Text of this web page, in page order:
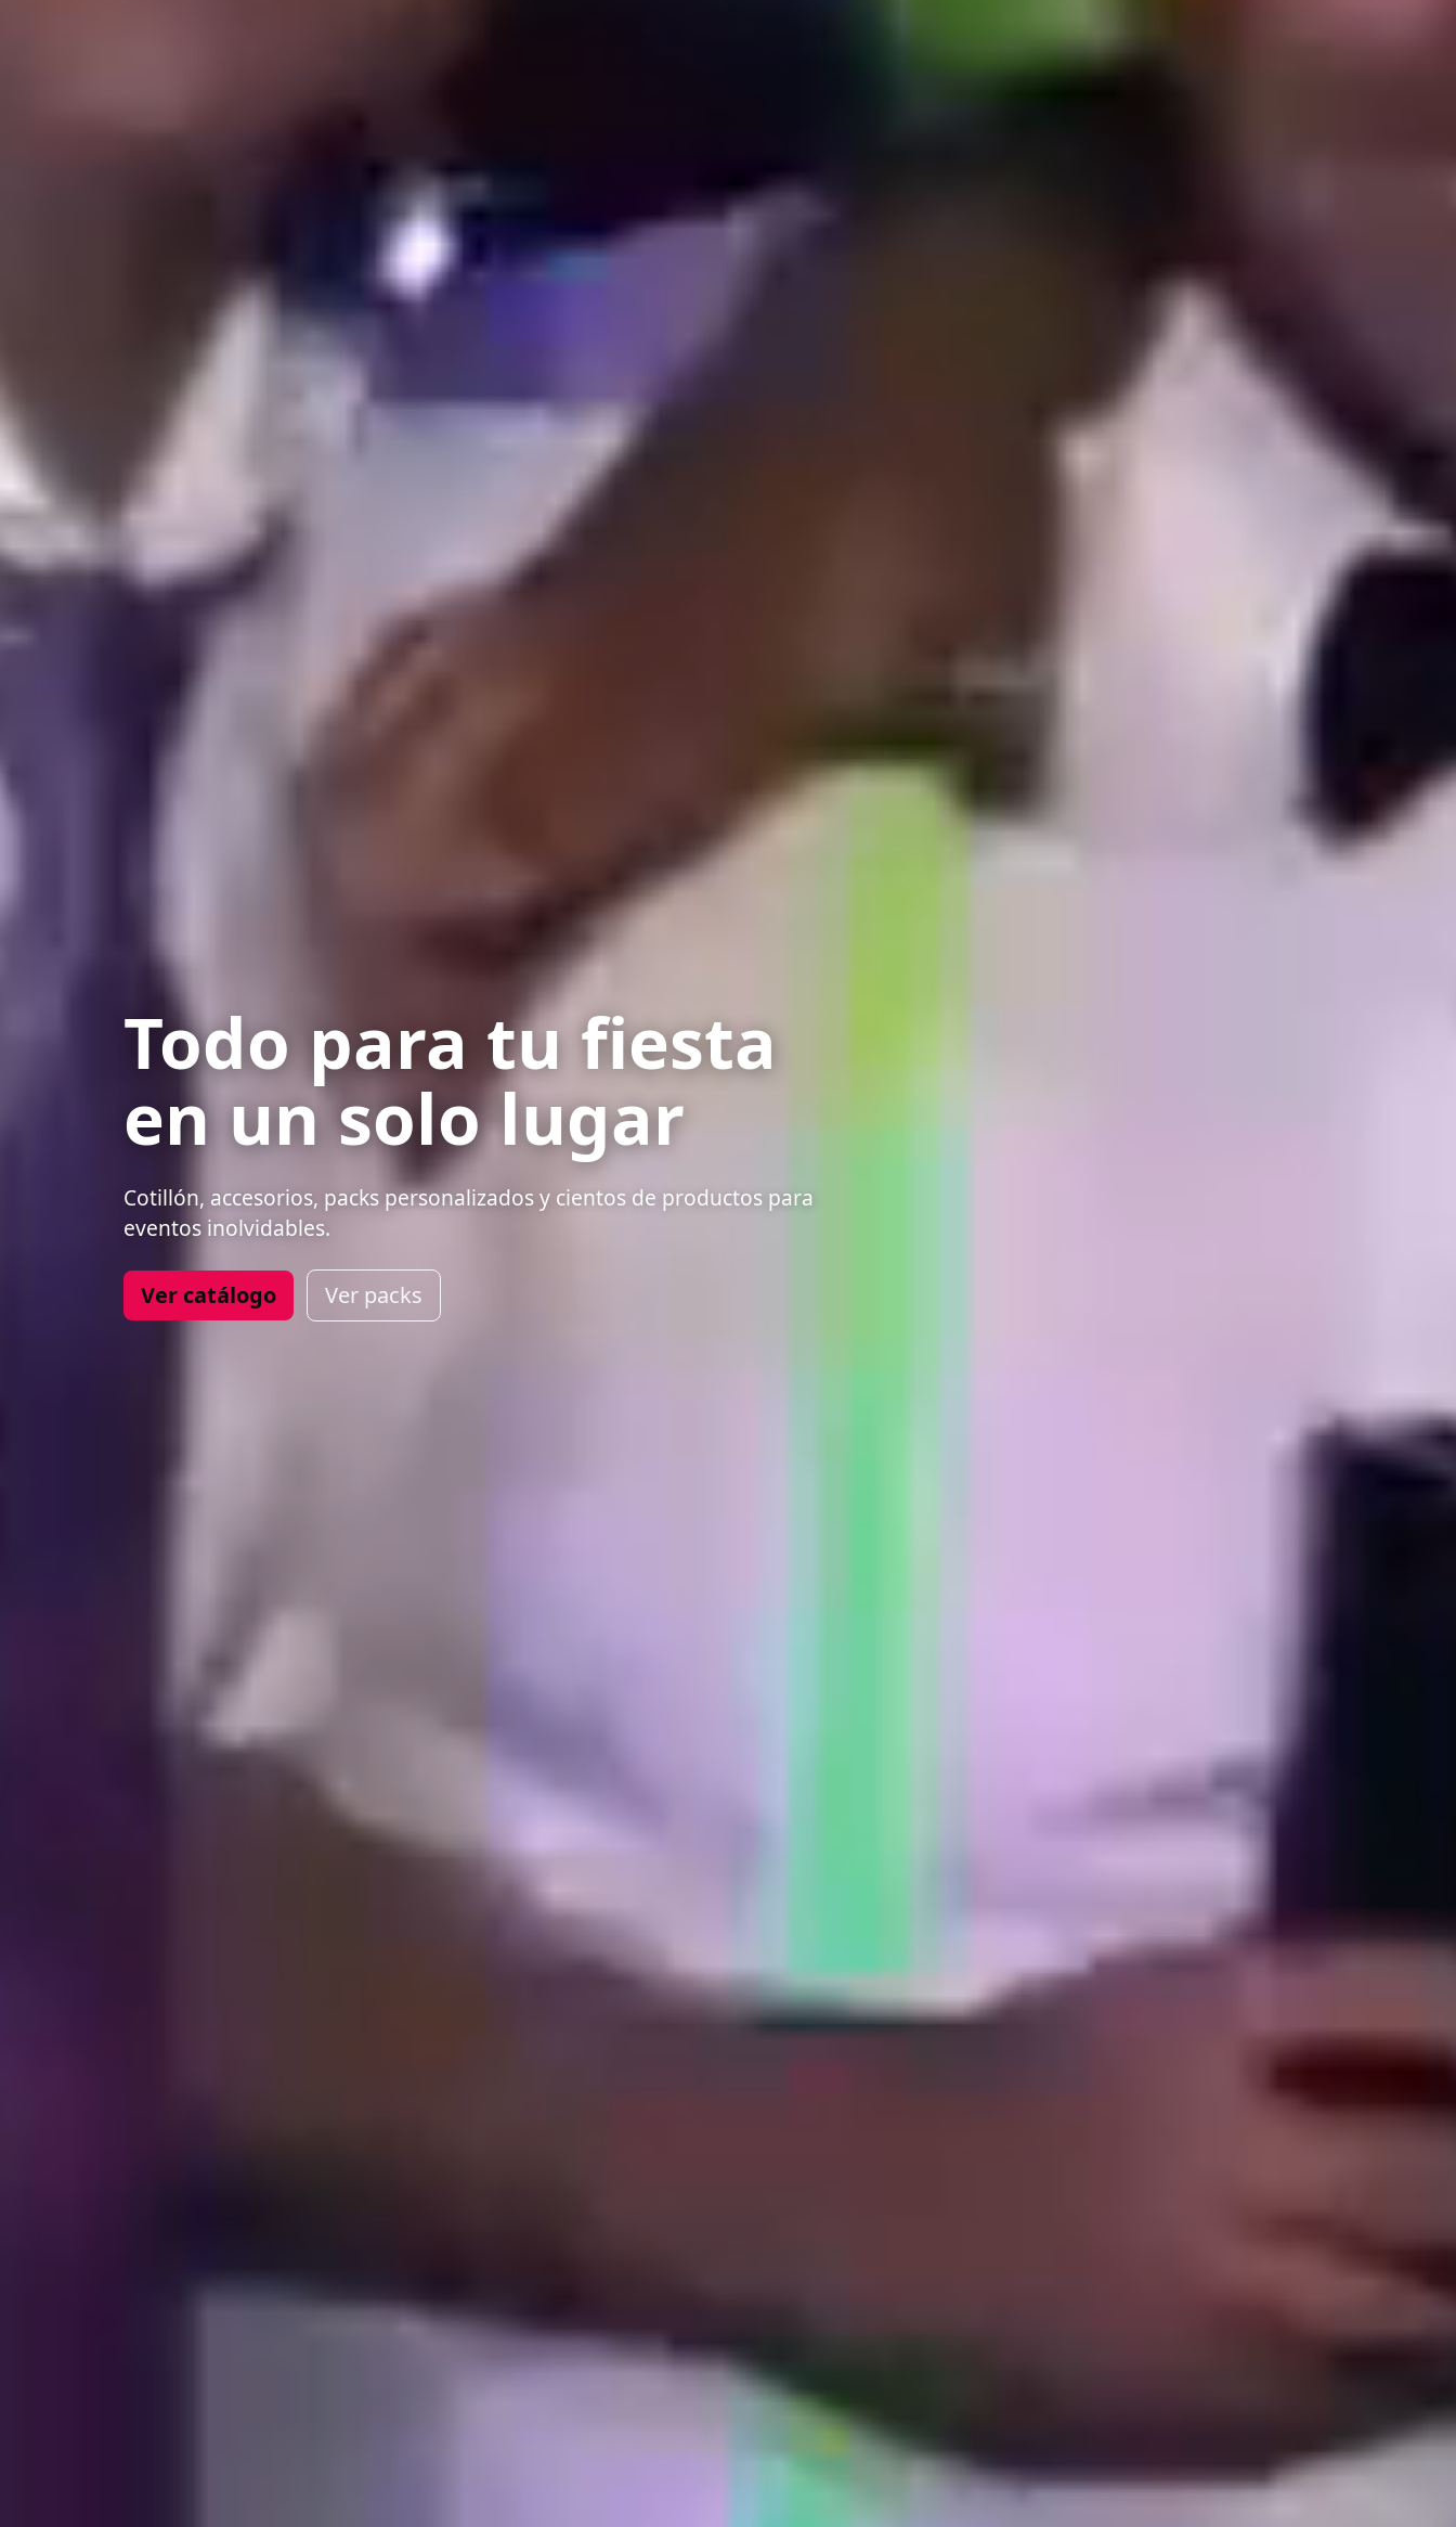
Todo para tu fiesta
en un solo lugar
Cotillón, accesorios, packs personalizados y cientos de productos para
eventos inolvidables.
Ver catálogo Ver packs